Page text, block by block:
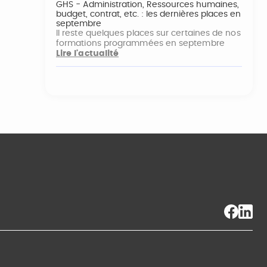
GHS - Administration, Ressources humaines,
budget, contrat, etc. : les dernières places en
septembre
Il reste quelques places sur certaines de nos
formations programmées en septembre
Lire l'actualité